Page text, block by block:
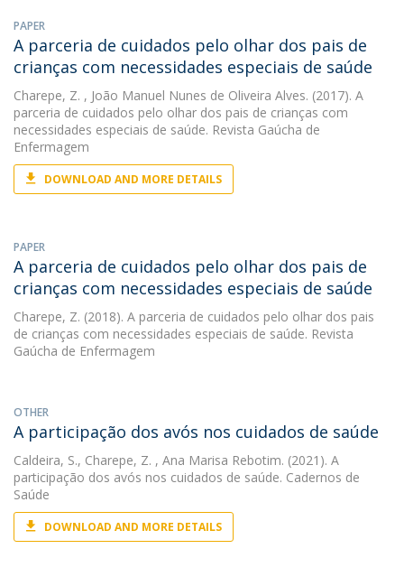
PAPER
A parceria de cuidados pelo olhar dos pais de
crianças com necessidades especiais de saúde
Charepe, Z. , João Manuel Nunes de Oliveira Alves. (2017). A
parceria de cuidados pelo olhar dos pais de crianças com
necessidades especiais de saúde. Revista Gaúcha de
Enfermagem
DOWNLOAD AND MORE DETAILS
PAPER
A parceria de cuidados pelo olhar dos pais de
crianças com necessidades especiais de saúde
Charepe, Z. (2018). A parceria de cuidados pelo olhar dos pais
de crianças com necessidades especiais de saúde. Revista
Gaúcha de Enfermagem
OTHER
A participação dos avós nos cuidados de saúde
Caldeira, S., Charepe, Z. , Ana Marisa Rebotim. (2021). A
participação dos avós nos cuidados de saúde. Cadernos de
Saúde
DOWNLOAD AND MORE DETAILS